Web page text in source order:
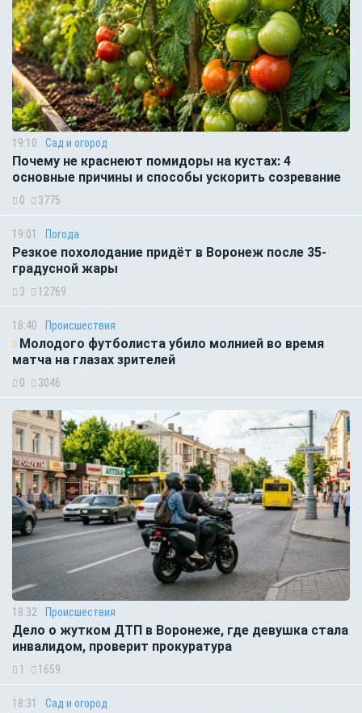
19:10 Сад и огород
Почему не краснеют помидоры на кустах: 4
основные причины и способы ускорить созревание
0 3775
19:01 Погода
Резкое похолодание придёт в Воронеж после 35-
градусной жары
3 12769
18:40 Происшествия
Молодого футболиста убило молнией во время
матча на глазах зрителей
0 3046
18:32 Происшествия
Дело о жутком ДТП в Воронеже, где девушка стала
инвалидом, проверит прокуратура
1 1659
18:31 Сад и огород